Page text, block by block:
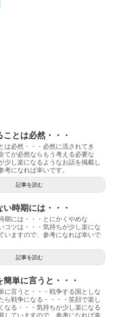
ことは必然・・・
は必然・・・必然に流されてき
てが必然ならもう考える必要な
少し楽になるようなお話を掲載し
考になれば幸いです。
記事を読む
い時期には・・・
期には・・・とにかくやめな
コツは・・・気持ちが少し楽にな
いますので、参考になれば幸いで
記事を読む
単に言うと・・・
に言うと・・・戦争する国としな
ら戦争になる・・・・笑顔で楽し
なる・・・気持ちが少し楽になる
していますので、参考になれば幸